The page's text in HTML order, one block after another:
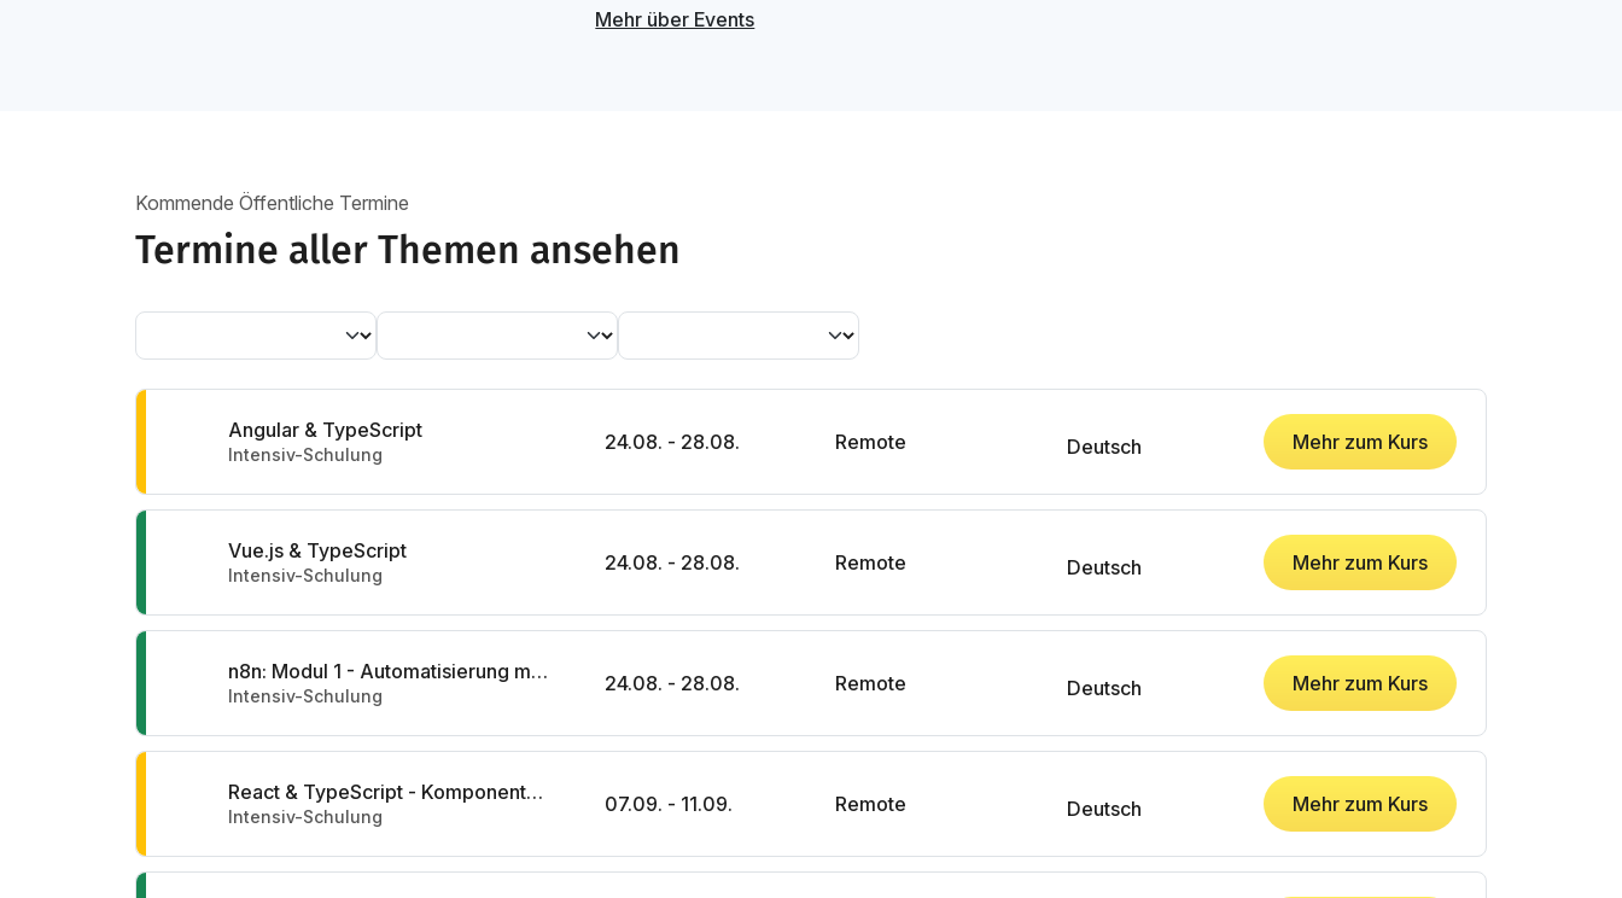
Mehr über Events
Kommende Öffentliche Termine
Termine aller Themen ansehen
Angular & TypeScript
Intensiv-Schulung
24.08. - 28.08. Remote Deutsch Mehr zum Kurs
Vue.js & TypeScript
Intensiv-Schulung
24.08. - 28.08. Remote Deutsch Mehr zum Kurs
n8n: Modul 1 - Automatisierung mit KI-Agenten
Intensiv-Schulung
24.08. - 28.08. Remote Deutsch Mehr zum Kurs
React & TypeScript - Komponenten, Reaktivität & Schnittstellen
Intensiv-Schulung
07.09. - 11.09. Remote Deutsch Mehr zum Kurs